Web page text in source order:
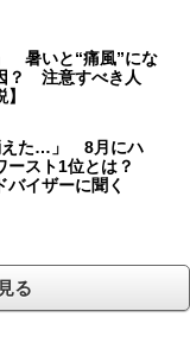
暑いと“痛風”にな
？ 注意すべき人
えた…」 8月にハ
ースト1位とは？
バイザーに聞く
る